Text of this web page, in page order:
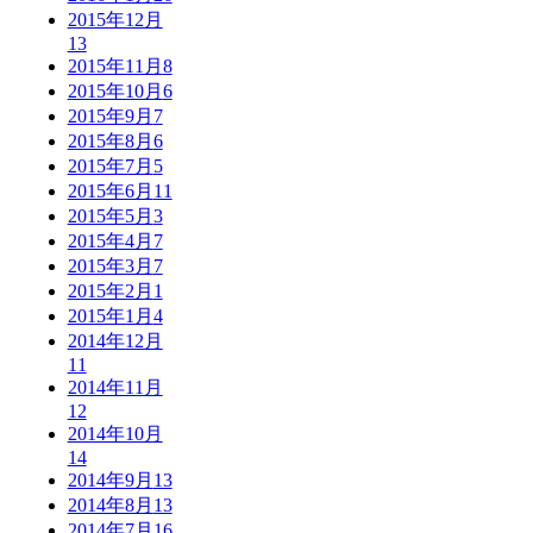
2015年12月
13
2015年11月 8
2015年10月 6
2015年9月 7
2015年8月 6
2015年7月 5
2015年6月 11
2015年5月 3
2015年4月 7
2015年3月 7
2015年2月 1
2015年1月 4
2014年12月
11
2014年11月
12
2014年10月
14
2014年9月 13
2014年8月 13